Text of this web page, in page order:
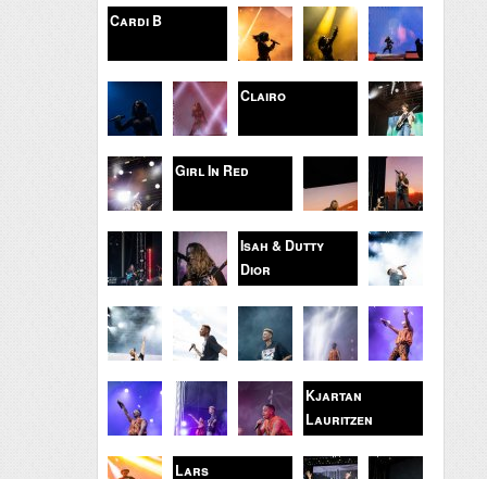
Cardi B
Clairo
Girl In Red
Isah & Dutty
Dior
Kjartan
Lauritzen
Lars